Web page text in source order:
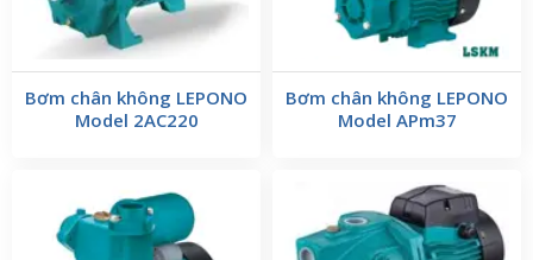
Bơm chân không LEPONO
Model 2AC220
Bơm chân không LEPONO
Model APm37